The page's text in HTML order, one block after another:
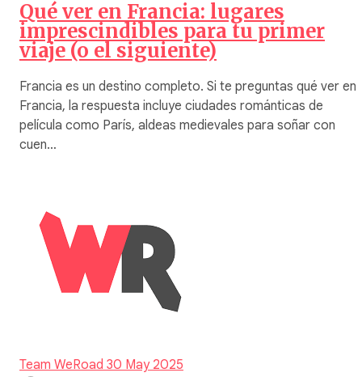
Qué ver en Francia: lugares
imprescindibles para tu primer
viaje (o el siguiente)
Francia es un destino completo. Si te preguntas qué ver en
Francia, la respuesta incluye ciudades románticas de
película como París, aldeas medievales para soñar con
cuen…
Team WeRoad 30 May 2025